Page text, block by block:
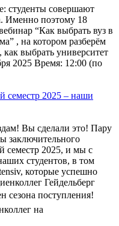
студенты совершают
Именно поэтому 18
“Как выбрать вуз в
, на котором разберём
выбрать университет
2025 Время: 12:00 (по
семестр 2025 – наши
Вы сделали это! Пару
заключительного
семестр 2025, и мы с
студентов, в том
которые успешно
Гейдельберг
поступления!
на